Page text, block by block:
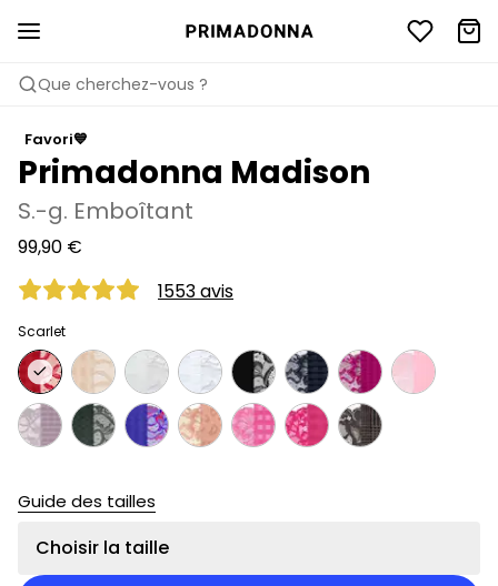
Que cherchez-vous ?
Favori💙
Primadonna Madison
S.-g. Emboîtant
99,90 €
1553 avis
Scarlet
Guide des tailles
Choisir la taille